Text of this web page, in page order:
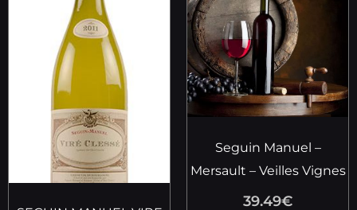
Seguin Manuel –
Mersault – Veilles Vignes
39.49€